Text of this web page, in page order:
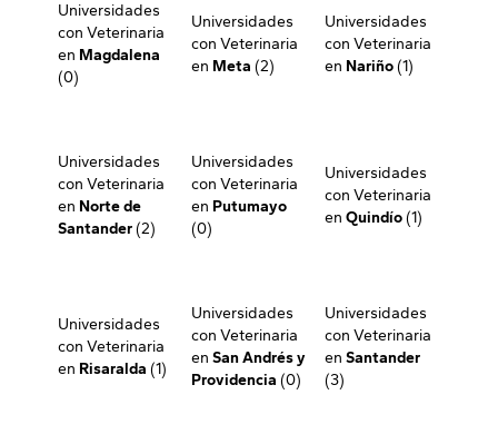
Universidades
con Veterinaria
en Magdalena
(0)
Universidades
con Veterinaria
en Meta (2)
Universidades
con Veterinaria
en Nariño(1)
Universidades
con Veterinaria
en Norte de
Santander(2)
Universidades
con Veterinaria
en Putumayo
(0)
Universidades
con Veterinaria
en Quindío(1)
Universidades
con Veterinaria
en Risaralda (1)
Universidades
con Veterinaria
en San Andrés y
Providencia (0)
Universidades
con Veterinaria
en Santander
(3)